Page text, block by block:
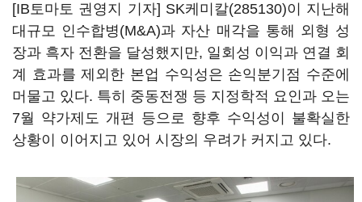
[IB토마토 권영지 기자] SK케미칼(285130)이 지난해
대규모 인수합병(M&A)과 자산 매각을 통해 외형 성
장과 흑자 전환을 달성했지만, 일회성 이익과 연결 회
계 효과를 제외한 본업 수익성은 손익분기점 수준에
머물고 있다. 특히 중동전쟁 등 지정학적 요인과 오는
7월 약가제도 개편 등으로 향후 수익성이 불확실한
상황이 이어지고 있어 시장의 우려가 커지고 있다.